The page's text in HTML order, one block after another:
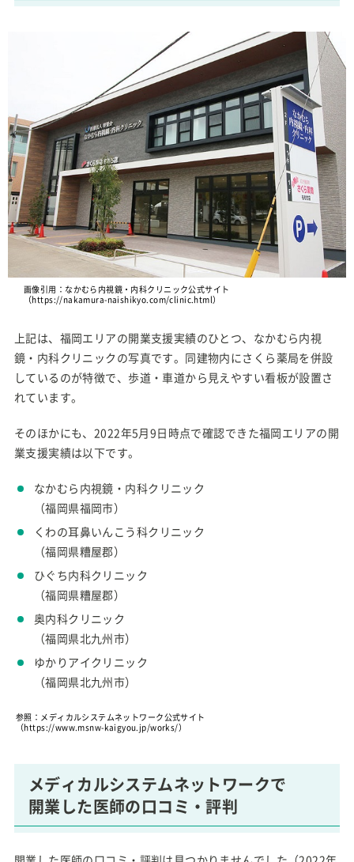
画像引用：なかむら内視鏡・内科クリニック公式サイト
（https://nakamura-naishikyo.com/clinic.html）
上記は、福岡エリアの開業支援実績のひとつ、なかむら内視
鏡・内科クリニックの写真です。同建物内にさくら薬局を併設
しているのが特徴で、歩道・車道から見えやすい看板が設置さ
れています。
そのほかにも、2022年5月9日時点で確認できた福岡エリアの開
業支援実績は以下です。
なかむら内視鏡・内科クリニック
（福岡県福岡市）
くわの耳鼻いんこう科クリニック
（福岡県糟屋郡）
ひぐち内科クリニック
（福岡県糟屋郡）
奥内科クリニック
（福岡県北九州市）
ゆかりアイクリニック
（福岡県北九州市）
参照：メディカルシステムネットワーク公式サイト
（https://www.msnw-kaigyou.jp/works/）
メディカルシステムネットワークで
開業した医師の口コミ・評判